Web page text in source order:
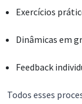
Exercícios
Dinâmicas em
Feedback
Todos esses